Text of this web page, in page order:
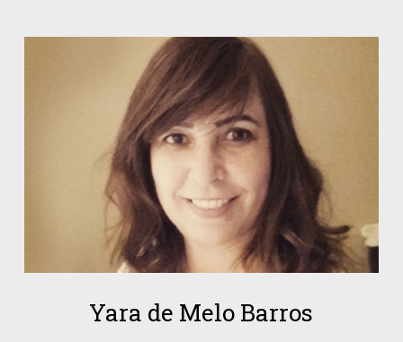
Yara de Melo Barros